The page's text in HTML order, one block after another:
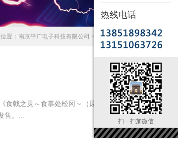
热线电话
扫一扫加微信
置： 南京平广电子科技有限公司 >> 动漫频道 >>动漫资讯
食戟之灵～食事处松冈～（原名：食戟のソーマ
售。...